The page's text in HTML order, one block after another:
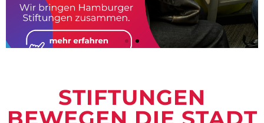
STIFTUNGEN